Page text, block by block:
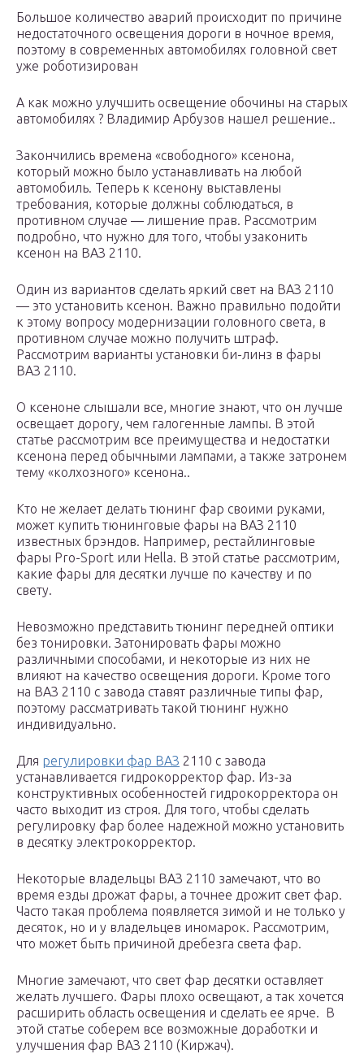
Большое количество аварий происходит по причине
недостаточного освещения дороги в ночное время,
поэтому в современных автомобилях головной свет
уже роботизирован
А как можно улучшить освещение обочины на старых
автомобилях ? Владимир Арбузов нашел решение..
Закончились времена «свободного» ксенона,
который можно было устанавливать на любой
автомобиль. Теперь к ксенону выставлены
требования, которые должны соблюдаться, в
противном случае — лишение прав. Рассмотрим
подробно, что нужно для того, чтобы узаконить
ксенон на ВАЗ 2110.
Один из вариантов сделать яркий свет на ВАЗ 2110
— это установить ксенон. Важно правильно подойти
к этому вопросу модернизации головного света, в
противном случае можно получить штраф.
Рассмотрим варианты установки би-линз в фары
ВАЗ 2110.
О ксеноне слышали все, многие знают, что он лучше
освещает дорогу, чем галогенные лампы. В этой
статье рассмотрим все преимущества и недостатки
ксенона перед обычными лампами, а также затронем
тему «колхозного» ксенона..
Кто не желает делать тюнинг фар своими руками,
может купить тюнинговые фары на ВАЗ 2110
известных брэндов. Например, рестайлинговые
фары Pro-Sport или Hella. В этой статье рассмотрим,
какие фары для десятки лучше по качеству и по
свету.
Невозможно представить тюнинг передней оптики
без тонировки. Затонировать фары можно
различными способами, и некоторые из них не
влияют на качество освещения дороги. Кроме того
на ВАЗ 2110 с завода ставят различные типы фар,
поэтому рассматривать такой тюнинг нужно
индивидуально.
Для регулировки фар ВАЗ 2110 с завода
устанавливается гидрокорректор фар. Из-за
конструктивных особенностей гидрокорректора он
часто выходит из строя. Для того, чтобы сделать
регулировку фар более надежной можно установить
в десятку электрокорректор.
Некоторые владельцы ВАЗ 2110 замечают, что во
время езды дрожат фары, а точнее дрожит свет фар.
Часто такая проблема появляется зимой и не только у
десяток, но и у владельцев иномарок. Рассмотрим,
что может быть причиной дребезга света фар.
Многие замечают, что свет фар десятки оставляет
желать лучшего. Фары плохо освещают, а так хочется
расширить область освещения и сделать ее ярче. В
этой статье соберем все возможные доработки и
улучшения фар ВАЗ 2110 (Киржач).